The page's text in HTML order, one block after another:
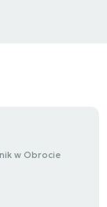
w Obrocie